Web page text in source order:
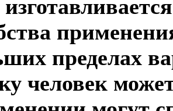
пределах
человек